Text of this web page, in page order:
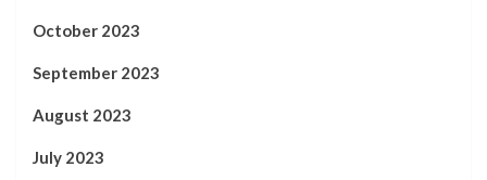
October 2023
September 2023
August 2023
July 2023